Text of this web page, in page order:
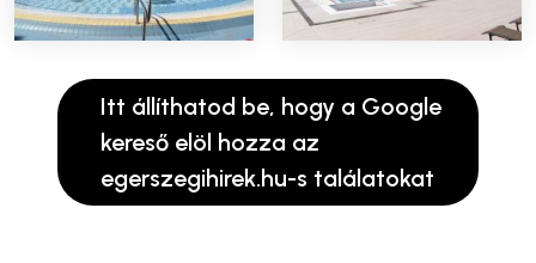
Itt állíthatod be, hogy a Google
kereső elöl hozza az
egerszegihirek.hu-s találatokat